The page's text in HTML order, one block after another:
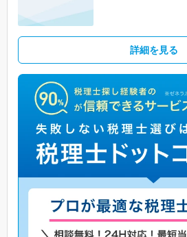
詳細を見る